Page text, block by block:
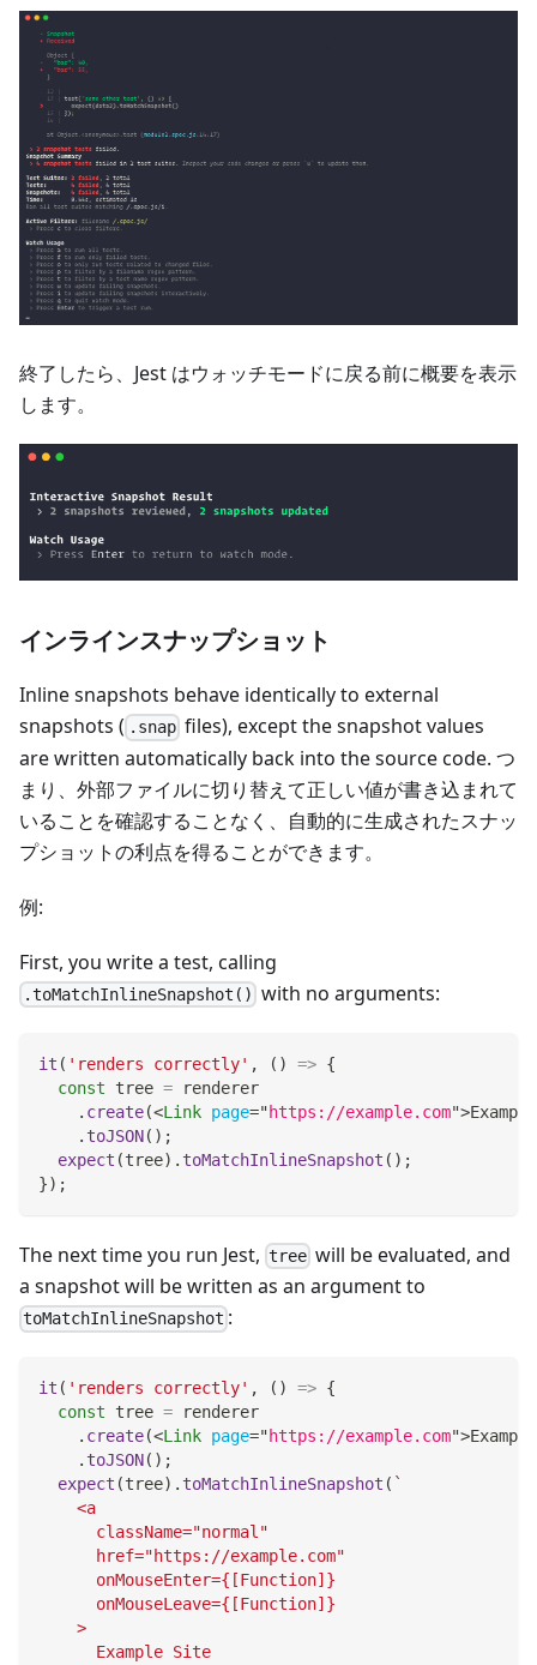
終了したら、Jest はウォッチモードに戻る前に概要を表示
します。
インラインスナップショット
Inline snapshots behave identically to external
snapshots ( .snap files), except the snapshot values
are written automatically back into the source code. つ
まり、外部ファイルに切り替えて正しい値が書き込まれて
いることを確認することなく、自動的に生成されたスナッ
プショットの利点を得ることができます。
例:
First, you write a test, calling
.toMatchInlineSnapshot() with no arguments:
it ( 'renders correctly' , ( ) => {
const tree = renderer
. create(<Link page="https://example.com">
. toJSON( ) ;
expect (tree) . toMatchInlineSnapshot ( ) ;
}) ;
The next time you run Jest, tree will be evaluated, and
a snapshot will be written as an argument to
toMatchInlineSnapshot :
it ( 'renders correctly' , ( ) => {
const tree = renderer
. create(<Link page="https://example.com">
. toJSON( ) ;
expect (tree) . toMatchInlineSnapshot ( `
    <a
      className="normal"
      href="https://example.com"
      onMouseEnter={[Function]}
      onMouseLeave={[Function]}
    >
      Example Site